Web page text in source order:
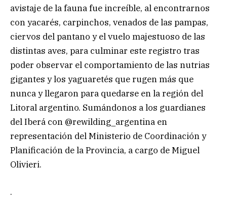
avistaje de la fauna fue increíble, al encontrarnos
con yacarés, carpinchos, venados de las pampas,
ciervos del pantano y el vuelo majestuoso de las
distintas aves, para culminar este registro tras
poder observar el comportamiento de las nutrias
gigantes y los yaguaretés que rugen más que
nunca y llegaron para quedarse en la región del
Litoral argentino. Sumándonos a los guardianes
del Iberá con @rewilding_argentina en
representación del Ministerio de Coordinación y
Planificación de la Provincia, a cargo de Miguel
Olivieri.
.